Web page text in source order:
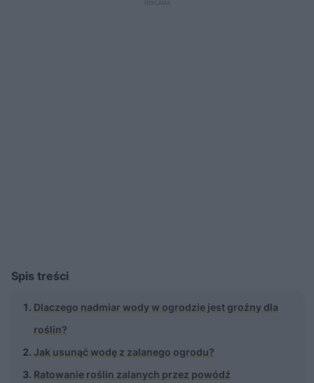
Spis treści
Dlaczego nadmiar wody w ogrodzie jest groźny dla
roślin?
Jak usunąć wodę z zalanego ogrodu?
Ratowanie roślin zalanych przez powódź